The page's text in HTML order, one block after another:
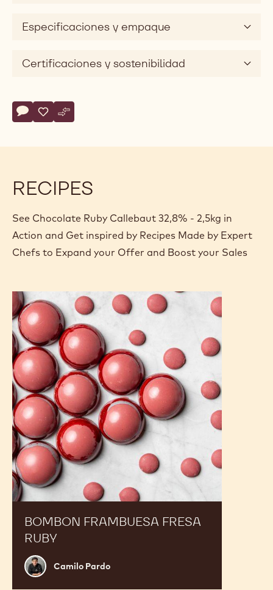
o
Especificaciones y empaque
Certificaciones y sostenibilidad
Actions
Escribe un comentario
- Chocolate Ruby Callebaut 32,8% - 2,5kg
Salvar
- Chocolate Ruby Callebaut 32,8% - 2,5kg
Comparar
- Chocolate Ruby Callebaut 32,8% - 2,5kg
RECIPES
See Chocolate Ruby Callebaut 32,8% - 2,5kg in
Action and Get inspired by Recipes Made by Expert
Chefs to Expand your Offer and Boost your Sales
BOMBON FRAMBUESA FRESA
RUBY
Camilo
Pardo
Camilo Pardo
Bombon
Frambuesa
Fresa
Ruby